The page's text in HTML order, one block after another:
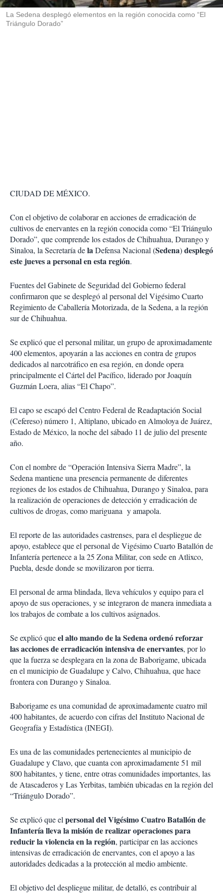
La Sedena desplegó elementos en la región conocida como “El
Triángulo Dorado”
CIUDAD DE MÉXICO.
Con el objetivo de colaborar en acciones de erradicación de
cultivos de enervantes en la región conocida como “El Triángulo
Dorado”, que comprende los estados de Chihuahua, Durango y
Sinaloa, la Secretaría delaDefensa Nacional (Sedena)desplegó
este jueves a personal en esta región.
Fuentes del Gabinete de Seguridad del Gobierno federal
confirmaron quese desplegó al personal del Vigésimo Cuarto
Regimiento de Caballería Motorizada, de la Sedena, a la región
sur de Chihuahua.
Se explicó que elpersonal militar, un grupo de aproximadamente
400 elementos, apoyarán a las acciones en contra de grupos
dedicados al narcotráfico en esa región, en donde opera
principalmente el Cártel del Pacífico, liderado por Joaquín
Guzmán Loera, alias “El Chapo”.
El capo se escapó del Centro Federal de Readaptación Social
(Cefereso) número 1, Altiplano, ubicado en Almoloya de Juárez,
Estado de México, la noche del sábado 11 de julio del presente
año.
Con el nombre de “Operación Intensiva Sierra Madre”, la
Sedena mantiene una presencia permanente de diferentes
regiones de los estados de Chihuahua, Durango y Sinaloa, para
la realización de operaciones de detección y erradicación de
cultivos de drogas, como mariguana y amapola.
El reporte de las autoridades castrenses, para el despliegue de
apoyo, establece que el personal de Vigésimo Cuarto Batallón de
Infantería pertenece a la 25 Zona Militar, con sede en Atlixco,
Puebla, desde donde se movilizaron por tierra.
El personal de arma blindada, lleva vehículos y equipo para el
apoyo de sus operaciones, y se integraron de manera inmediata a
los trabajos de combate a los cultivos asignados.
Se explicó queel alto mando de la Sedena ordenó reforzar
las acciones de erradicación intensiva de enervantes, por lo
que la fuerza se desplegara en la zona de Baborigame, ubicada
en el municipio de Guadalupe y Calvo, Chihuahua, que hace
frontera con Durango y Sinaloa.
Baborigame es una comunidad de aproximadamente cuatro mil
400 habitantes, de acuerdo con cifras del Instituto Nacional de
Geografía y Estadística (INEGI).
Es una de las comunidades pertenecientes al municipio de
Guadalupe y Clavo, que cuanta con aproximadamente 51 mil
800 habitantes, y tiene, entre otras comunidades importantes, las
de Atascaderos y Las Yerbitas, también ubicadas en la región del
“Triángulo Dorado”.
Se explicó que elpersonal del Vigésimo Cuatro Batallón de
Infantería lleva la misión de realizar operaciones para
reducir la violencia en la región, participar en las acciones
intensivas de erradicación de enervantes, con el apoyo a las
autoridades dedicadas a la protección al medio ambiente.
El objetivo del despliegue militar, de detalló, es contribuir al